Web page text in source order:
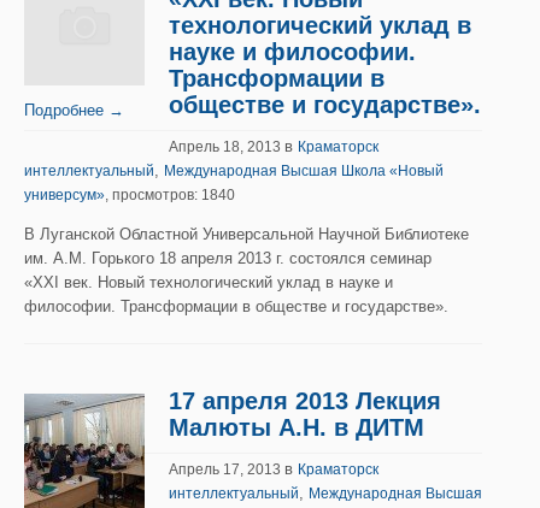
Подробнее →
технологический уклад в
науке и философии.
Трансформации в
обществе и государстве».
Апрель 18, 2013 в Краматорск
интеллектуальный, Международная Высшая Школа «Новый
универсум», просмотров: 1840
В Луганской Областной Универсальной Научной Библиотеке
им. А.М. Горького 18 апреля 2013 г. состоялся семинар
«ХХI век. Новый технологический уклад в науке и
философии. Трансформации в обществе и государстве».
17 апреля 2013 Лекция
Малюты А.Н. в ДИТМ
Апрель 17, 2013 в Краматорск
интеллектуальный, Международная Высшая